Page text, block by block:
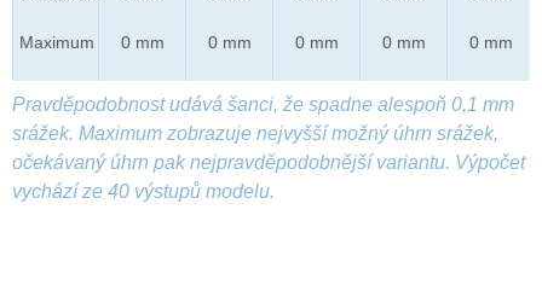
Maximum 0 mm 0 mm 0 mm 0 mm 0 mm
Pravděpodobnost udává šanci, že spadne alespoň 0,1 mm
srážek. Maximum zobrazuje nejvyšší možný úhrn srážek,
očekávaný úhrn pak nejpravděpodobnější variantu. Výpočet
vychází ze 40 výstupů modelu.